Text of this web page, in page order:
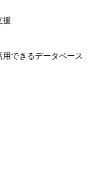
援
できるデータベース